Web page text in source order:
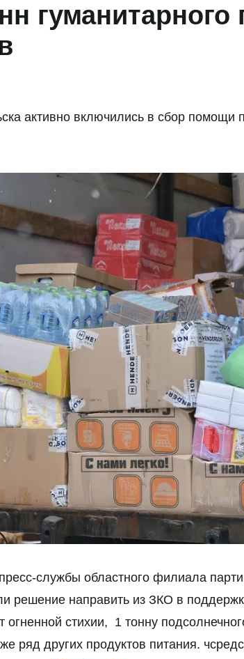
гуманитарного
активно включились в сбор помощи
службы областного филиала
решение направить из ЗКО в
огненной стихии, 1 тонну
ряд других продуктов питания.